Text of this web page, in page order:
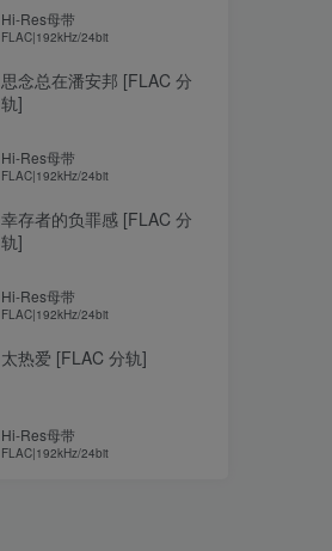
Hi-Res母带
FLAC|192kHz/24bit
思念总在潘安邦 [FLAC 分
轨]
Hi-Res母带
FLAC|192kHz/24bit
幸存者的负罪感 [FLAC 分
轨]
Hi-Res母带
FLAC|192kHz/24bit
太热爱 [FLAC 分轨]
Hi-Res母带
FLAC|192kHz/24bit